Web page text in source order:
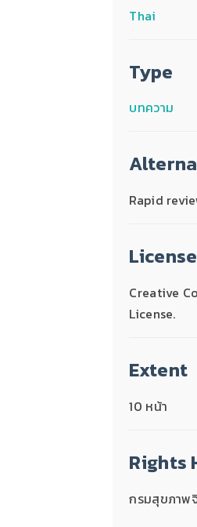
Thai
Type
บทความ
Rapid
License
Creative
License.
Extent
10 หน้า
Rights
กรมสุขภาพ